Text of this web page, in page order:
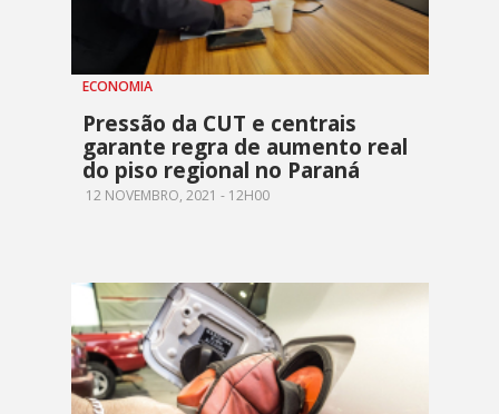
ECONOMIA
Pressão da CUT e centrais
garante regra de aumento real
do piso regional no Paraná
12 NOVEMBRO, 2021 - 12H00